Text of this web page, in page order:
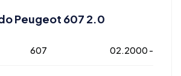
Peugeot 607 2.0
607 02.2000 -